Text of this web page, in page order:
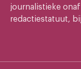
journalistieke
redactiestatuut,